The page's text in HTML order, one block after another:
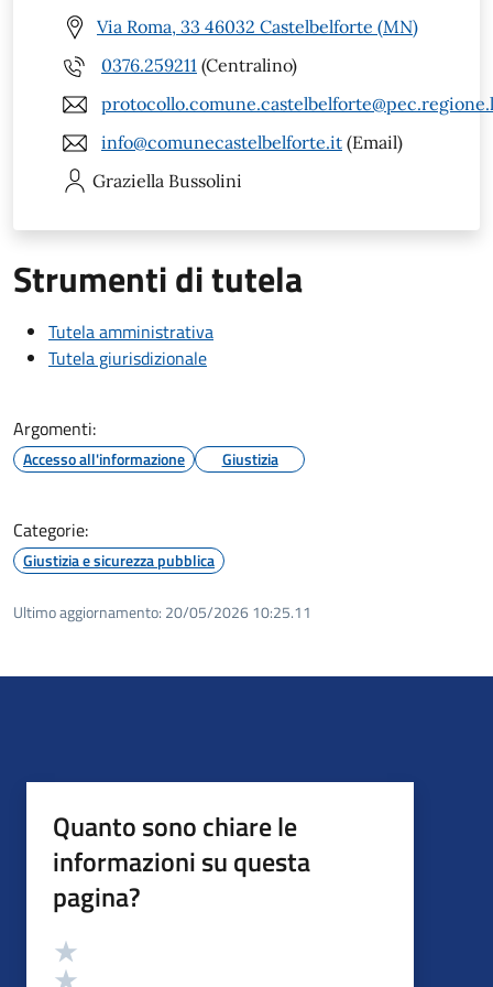
Via Roma, 33 46032 Castelbelforte (MN)
0376.259211 (Centralino)
info@comunecastelbelforte.it (Email)
Graziella Bussolini
Strumenti di tutela
Tutela amministrativa
Tutela giurisdizionale
Argomenti:
Accesso all'informazione Giustizia
Categorie:
Giustizia e sicurezza pubblica
Ultimo aggiornamento: 20/05/2026 10:25.11
Quanto sono chiare le
informazioni su questa
pagina?
Valutazione